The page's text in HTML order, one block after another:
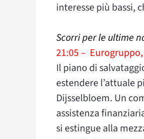
interesse più bassi,
Scorri per le ultime
21:05 –
Il piano di
estendere l’attuale
Dijsselbloem. Un
assistenza
si estingue alla